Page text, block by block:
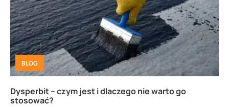
BLOG
Dysperbit – czym jest i dlaczego nie warto go
stosować?